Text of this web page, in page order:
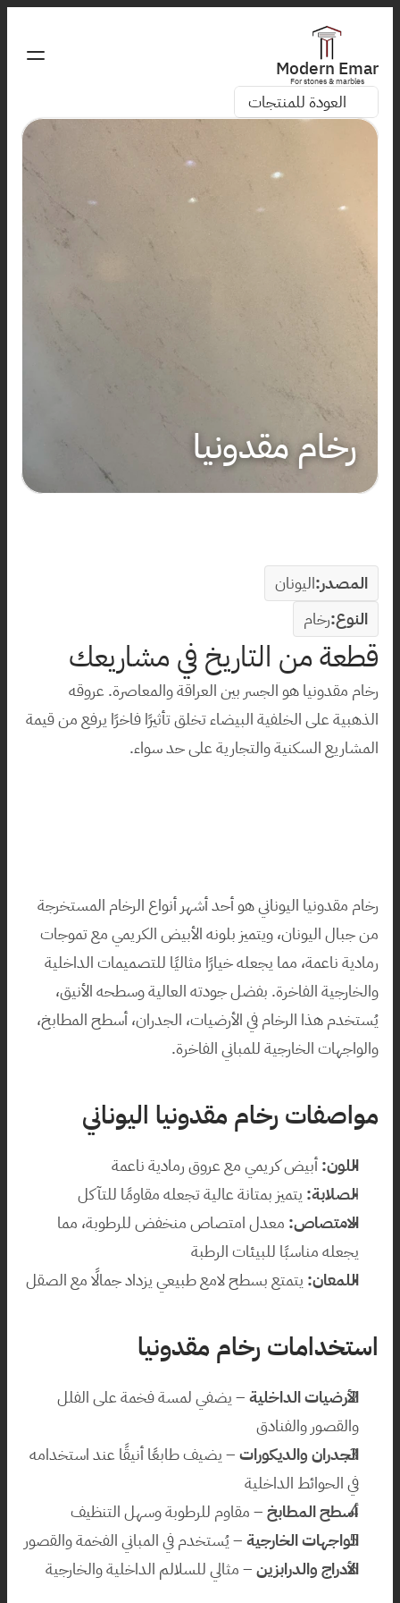
Modern Emar
For stones & marbles
العودة للمنتجات
رخام مقدونيا
اليونانالمصدر:
رخامالنوع:
قطعة من التاريخ في مشاريعك
المشاريع السكنية والتجارية على حد سواء.
والواجهات الخارجية للمباني الفاخرة.
مواصفات رخام مقدونيا اليوناني
اللون: أبيض كريمي مع عروق رمادية ناعمة
الصلابة: يتميز بمتانة عالية تجعله مقاومًا للتآكل
الامتصاص:
يجعله مناسبًا للبيئات الرطبة
اللمعان: يتمتع بسطح لامع طبيعي يزداد جمالًا مع الصقل
استخدامات رخام مقدونيا
الأرضيات الداخلية
والقصور والفنادق
الجدران والديكورات
في الحوائط الداخلية
أسطح المطابخ – مقاوم للرطوبة وسهل التنظيف
الواجهات الخارجية – يُستخدم في المباني الفخمة والقصور
الأدراج والدرابزين – مثالي للسلالم الداخلية والخارجية